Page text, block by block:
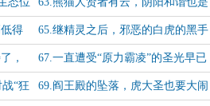
自然和谐的一环嘛
得
个
65.继精灵之后，邪恶的白虎的黑手
也伸向了纯良的巨魔
， 67.一直遭受“原力霸凌”的圣光早已
急不可耐的想要登上舞台
“狂 69.阎王殿的坠落，虎大圣也要大闹